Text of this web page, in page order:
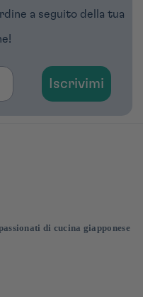
a seguito della tua
Iscrivimi
di cucina giapponese